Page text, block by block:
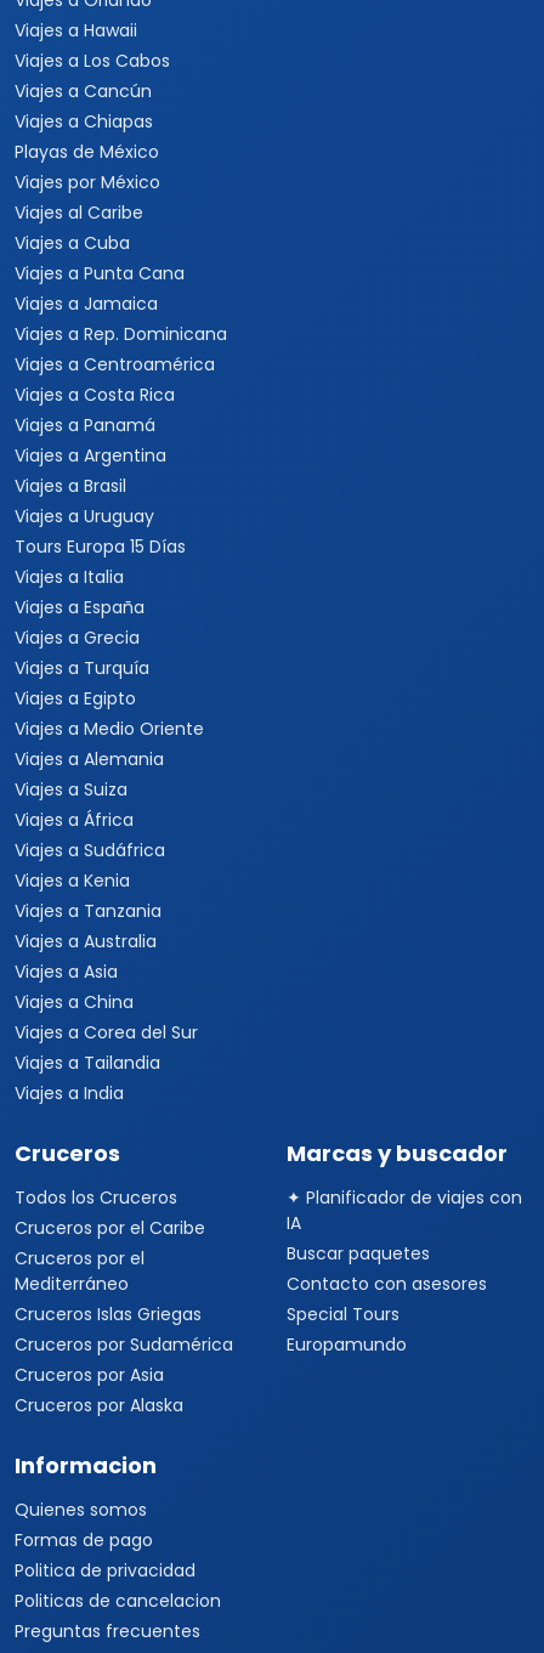
Viajes a Hawaii
Viajes a Los Cabos
Viajes a Cancún
Viajes a Chiapas
Playas de México
Viajes por México
Viajes al Caribe
Viajes a Cuba
Viajes a Punta Cana
Viajes a Jamaica
Viajes a Rep. Dominicana
Viajes a Centroamérica
Viajes a Costa Rica
Viajes a Panamá
Viajes a Argentina
Viajes a Brasil
Viajes a Uruguay
Tours Europa 15 Días
Viajes a Italia
Viajes a España
Viajes a Grecia
Viajes a Turquía
Viajes a Egipto
Viajes a Medio Oriente
Viajes a Alemania
Viajes a Suiza
Viajes a África
Viajes a Sudáfrica
Viajes a Kenia
Viajes a Tanzania
Viajes a Australia
Viajes a Asia
Viajes a China
Viajes a Corea del Sur
Viajes a Tailandia
Viajes a India
Cruceros
Todos los Cruceros
Cruceros por el Caribe
Cruceros por el
Mediterráneo
Cruceros Islas Griegas
Cruceros por Sudamérica
Cruceros por Asia
Cruceros por Alaska
Marcas y buscador
✦ Planificador de viajes con
IA
Buscar paquetes
Contacto con asesores
Special Tours
Europamundo
Informacion
Quienes somos
Formas de pago
Politica de privacidad
Politicas de cancelacion
Preguntas frecuentes